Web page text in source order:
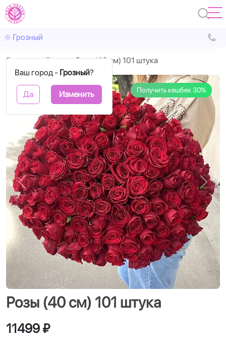
Грозный
Ваш город - Грозный?
Да Изменить
Главная Розы Розы (40 см) 101 штука
Получить кешбек 30%
Назад
Розы (40 см) 101 штука
11499 ₽